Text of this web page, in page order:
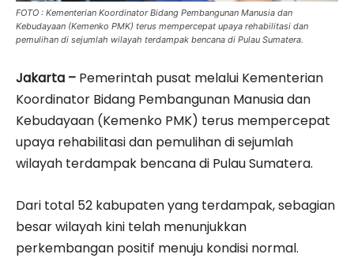
FOTO : Kementerian Koordinator Bidang Pembangunan Manusia dan
Kebudayaan (Kemenko PMK) terus mempercepat upaya rehabilitasi dan
pemulihan di sejumlah wilayah terdampak bencana di Pulau Sumatera.
Jakarta – Pemerintah pusat melalui Kementerian
Koordinator Bidang Pembangunan Manusia dan
Kebudayaan (Kemenko PMK) terus mempercepat
upaya rehabilitasi dan pemulihan di sejumlah
wilayah terdampak bencana di Pulau Sumatera.
Dari total 52 kabupaten yang terdampak, sebagian
besar wilayah kini telah menunjukkan
perkembangan positif menuju kondisi normal.